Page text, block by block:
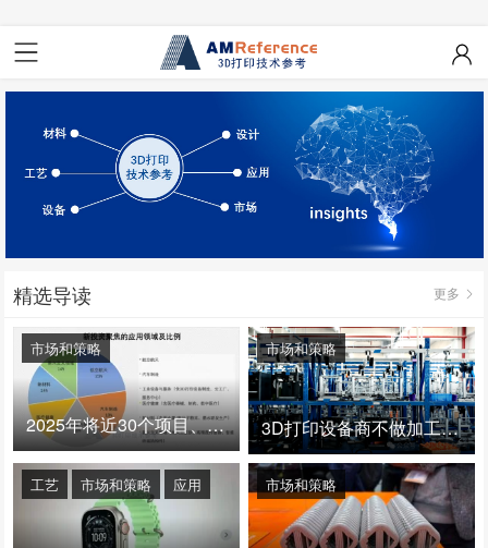
精选导读 更多
2025年将近30个项目、150亿投资：3D打印真的迎来爆发拐点了吗
市场和策略
3D打印设备商不做加工服务，就成了旁观者！
市场和策略
工艺 市场和策略 应用 市场和策略